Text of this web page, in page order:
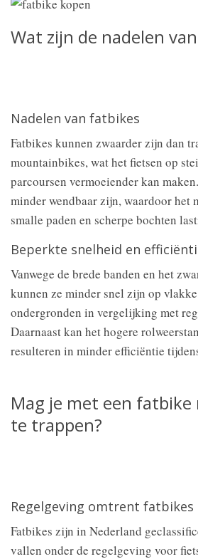
Wat zijn de nadelen
Nadelen van fatbikes
Fatbikes kunnen zwaarder zijn dan
mountainbikes, wat het fietsen op
parcoursen vermoeiender kan
minder wendbaar zijn, waardoor het
smalle paden en scherpe bochten
Beperkte snelheid en
Vanwege de brede banden en het
kunnen ze minder snel zijn op
ondergronden in vergelijking met
Daarnaast kan het hogere
resulteren in minder efficiëntie
Mag je met een
te trappen?
Regelgeving omtrent fatbikes
Fatbikes zijn in Nederland
vallen onder de regelgeving voor